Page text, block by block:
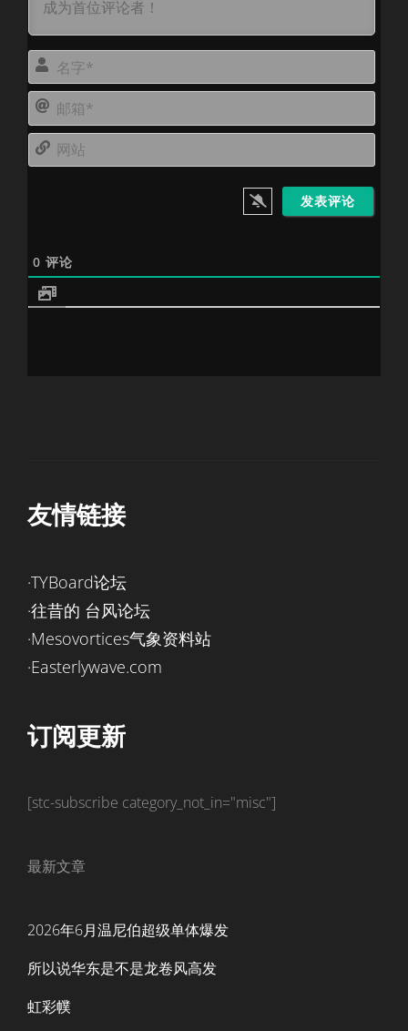
字
箱
站
0 评论
友情链接
·TYBoard论坛
·往昔的 台风论坛
·Mesovortices气象资料站
·Easterlywave.com
订阅更新
[stc-subscribe category_not_in="misc"]
最新文章
2026年6月温尼伯超级单体爆发
所以说华东是不是龙卷风高发
虹彩幞